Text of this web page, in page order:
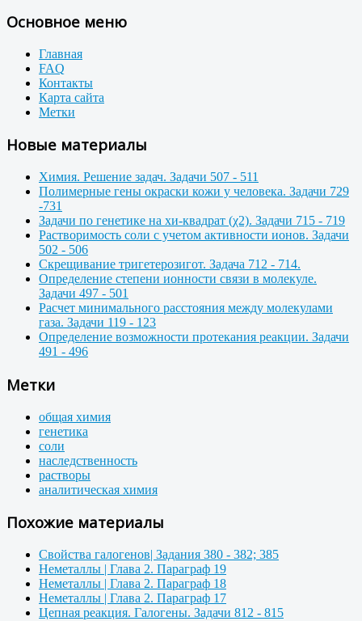
Основное меню
Главная
FAQ
Контакты
Карта сайта
Метки
Новые материалы
Химия. Решение задач. Задачи 507 - 511
Полимерные гены окраски кожи у человека. Задачи 729
-731
Задачи по генетике на хи-квадрат (χ2). Задачи 715 - 719
Растворимость соли с учетом активности ионов. Задачи
502 - 506
Скрещивание тригетерозигот. Задача 712 - 714.
Определение степени ионности связи в молекуле.
Задачи 497 - 501
Расчет минимального расстояния между молекулами
газа. Задачи 119 - 123
Определение возможности протекания реакции. Задачи
491 - 496
Метки
общая химия
генетика
соли
наследственность
растворы
аналитическая химия
Похожие материалы
Свойства галогенов| Задания 380 - 382; 385
Неметаллы | Глава 2. Параграф 19
Неметаллы | Глава 2. Параграф 18
Неметаллы | Глава 2. Параграф 17
Цепная реакция. Галогены. Задачи 812 - 815